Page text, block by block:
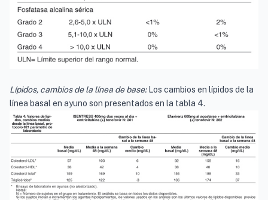
Lípidos, cambios de la línea de base:Los cambios en lípidos de la
línea basal en ayuno son presentados en la tabla 4.